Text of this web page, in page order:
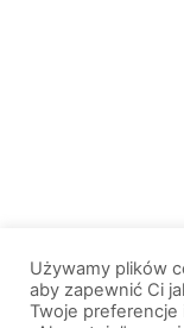
Używamy plików
aby zapewnić Ci
Twoje preferencje